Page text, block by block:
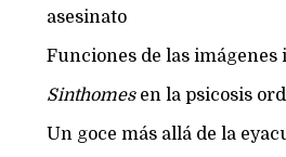
asesinato
Funciones de las imágenes
Sinthomesen la psicosis
Un goce más allá de la